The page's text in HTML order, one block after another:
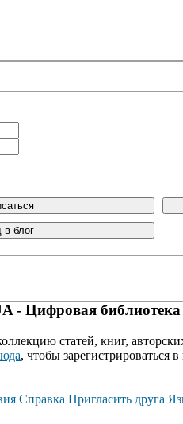
в блог
- Цифровая библиотека
статей, книг,
, чтобы зарегистрироваться в
Справка Пригласить друга